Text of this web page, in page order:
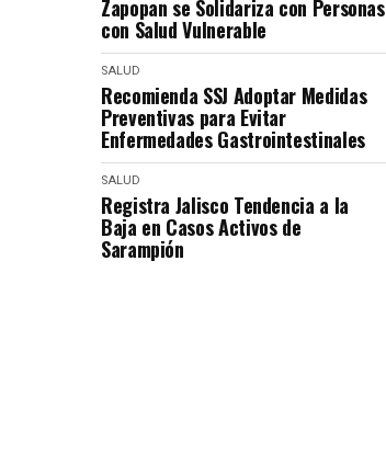
Zapopan se Solidariza con Personas
con Salud Vulnerable
SALUD
Recomienda SSJ Adoptar Medidas
Preventivas para Evitar
Enfermedades Gastrointestinales
SALUD
Registra Jalisco Tendencia a la
Baja en Casos Activos de
Sarampión